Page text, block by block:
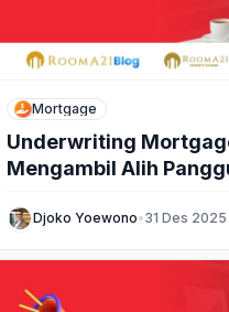
Mortgage
Underwriting
Mengambil Alih
Djoko Yoewono•31 Des 2025